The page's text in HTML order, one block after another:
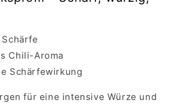
Chili-Aroma
Schärfewirkung
für eine intensive Würze und